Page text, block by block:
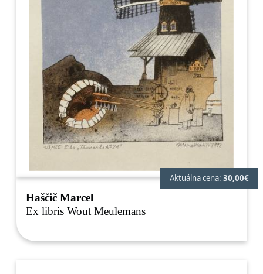
Aktuálna cena: 30,00€
Haščič Marcel
Ex libris Wout Meulemans